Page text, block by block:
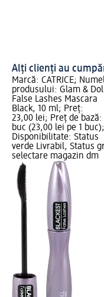
Alți clienți au
Marcă: CATRICE;
produsului: Glam &
False Lashes Mascara
Black, 10 ml; Preț:
23,00 lei; Preț de bază:
buc (23,00 lei pe 1 buc);
Disponibilitate: Status
verde Livrabil, Status
selectare magazin dm